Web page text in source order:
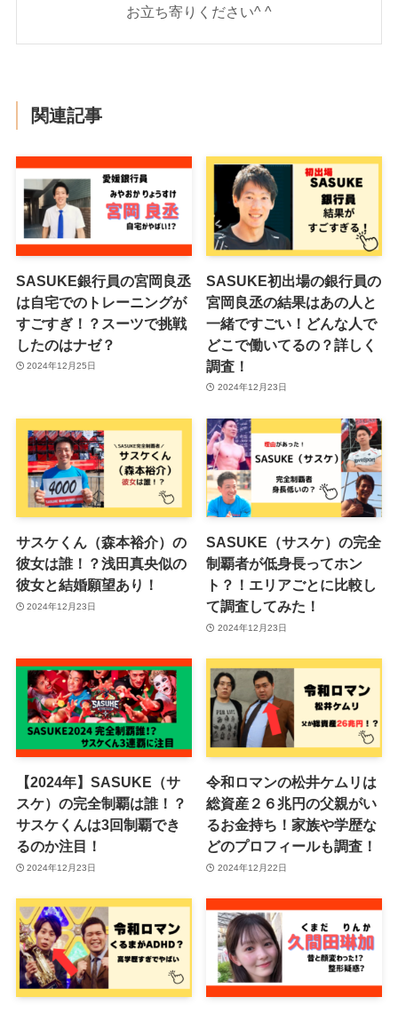
お立ち寄りください^ ^
関連記事
SASUKE銀行員の宮岡良丞
は自宅でのトレーニングが
すごすぎ！？スーツで挑戦
したのはナゼ？
2024年12月25日
SASUKE初出場の銀行員の
宮岡良丞の結果はあの人と
一緒ですごい！どんな人で
どこで働いてるの？詳しく
調査！
2024年12月23日
サスケくん（森本裕介）の
彼女は誰！？浅田真央似の
彼女と結婚願望あり！
2024年12月23日
SASUKE（サスケ）の完全
制覇者が低身長ってホン
ト？！エリアごとに比較し
て調査してみた！
2024年12月23日
【2024年】SASUKE（サ
スケ）の完全制覇は誰！？
サスケくんは3回制覇でき
るのか注目！
2024年12月23日
令和ロマンの松井ケムリは
総資産２６兆円の父親がい
るお金持ち！家族や学歴な
どのプロフィールも調査！
2024年12月22日